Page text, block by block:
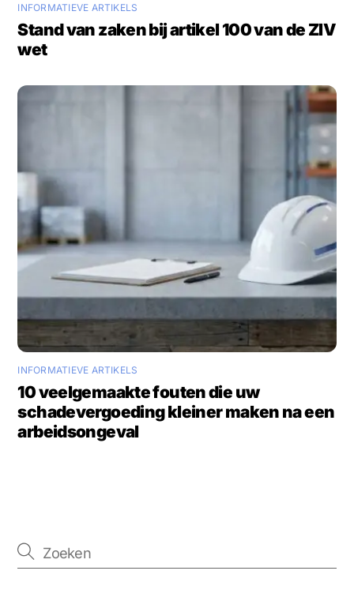
INFORMATIEVE ARTIKELS
Stand van zaken bij artikel 100 van de ZIV
wet
INFORMATIEVE ARTIKELS
10 veelgemaakte fouten die uw
schadevergoeding kleiner maken na een
arbeidsongeval